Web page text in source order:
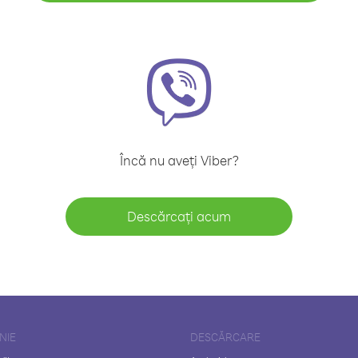
Încă nu aveți Viber?
Descărcați acum
DESCĂRCARE